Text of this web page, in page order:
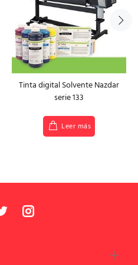
Tinta digital Solvente Nazdar
serie 133
Leer más